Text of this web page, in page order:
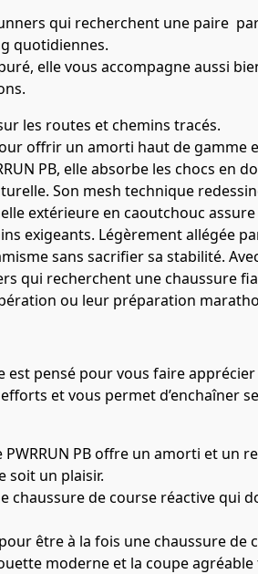
qui recherchent une paire
quotidiennes.
elle vous accompagne aussi
les routes et chemins tracés.
offrir un amorti haut de gamme
PB, elle absorbe les chocs en
Son mesh technique
extérieure en caoutchouc
exigeants. Légèrement allégée
sans sacrifier sa stabilité.
qui recherchent une chaussure
ou leur préparation
est pensé pour vous faire
et vous permet d’enchaîner
PB offre un amorti et un
soit un plaisir.
chaussure de course réactive qui
être à la fois une chaussure de
moderne et la coupe